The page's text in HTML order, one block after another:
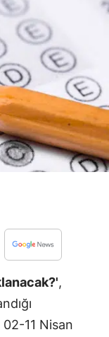
Çanakkale
Çankırı
Çorum
Denizli
Diyarbakır
Gaziantep
,
11 Nisan